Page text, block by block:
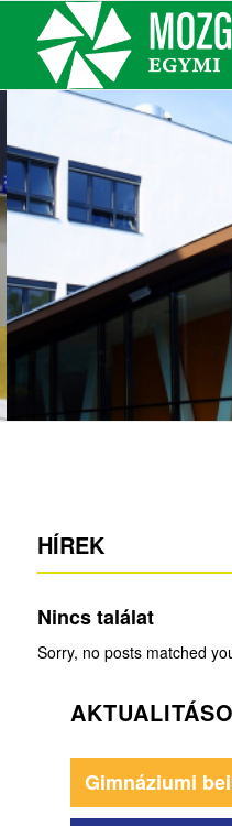
HÍREK
Nincs találat
Sorry, no posts matched
Gimnáziumi